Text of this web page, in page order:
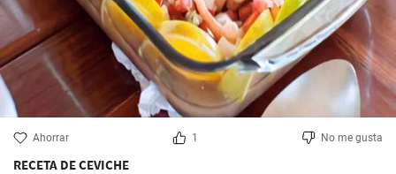
Ahorrar 1 No me gusta
RECETA DE CEVICHE